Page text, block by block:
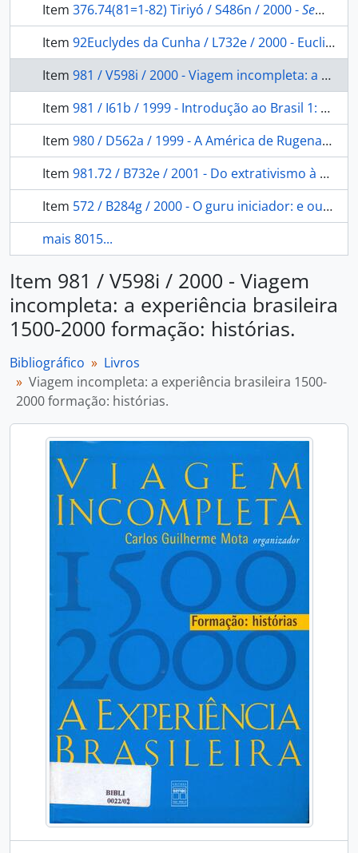
Item 376.74(81=1-82) Tiriyó / S486n / 2000 -Sem título
Item 92Euclydes da Cunha / L732e / 2000 - Euclides da Cunha: contrastes e confrontos do Brasil.
Item 981 / V598i / 2000 - Viagem incompleta: a experiência brasileira 1500-2000 formação: histórias.
Item 981 / I61b / 1999 - Introdução ao Brasil 1: um banquete no trópico.
Item 980 / D562a / 1999 - A América de Rugenas: obras e documentos.
Item 981.72 / B732e / 2001 - Do extrativismo à pecuária: algumas observações sobre a história econômica de Mato Grosso 1870 a 1930.
Item 572 / B284g / 2000 - O guru iniciador: e outras variações antropológicas.
mais 8015...
Item 981 / V598i / 2000 - Viagem
incompleta: a experiência brasileira
1500-2000 formação: histórias.
Bibliográfico
Livros
Viagem incompleta: a experiência brasileira 1500-
2000 formação: histórias.